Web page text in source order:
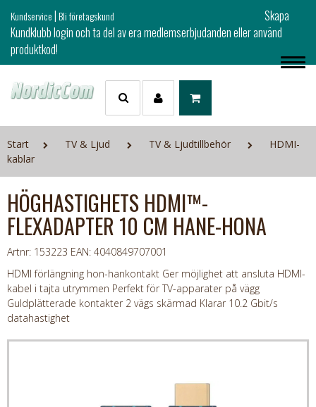
Kundservice|Bli företagskund
Skapa
Kundklubb login och ta del av era medlemserbjudanden eller använd
produktkod!
Start TV & Ljud TV & Ljudtillbehör
HDMI-
kablar
HÖGHASTIGHETS HDMI™-
FLEXADAPTER 10 CM HANE-HONA
Artnr: 153223 EAN: 4040849707001
HDMI förlängning hon-hankontakt Ger möjlighet att ansluta HDMI-
kabel i tajta utrymmen Perfekt för TV-apparater på vägg
Guldplätterade kontakter 2 vägs skärmad Klarar 10.2 Gbit/s
datahastighet